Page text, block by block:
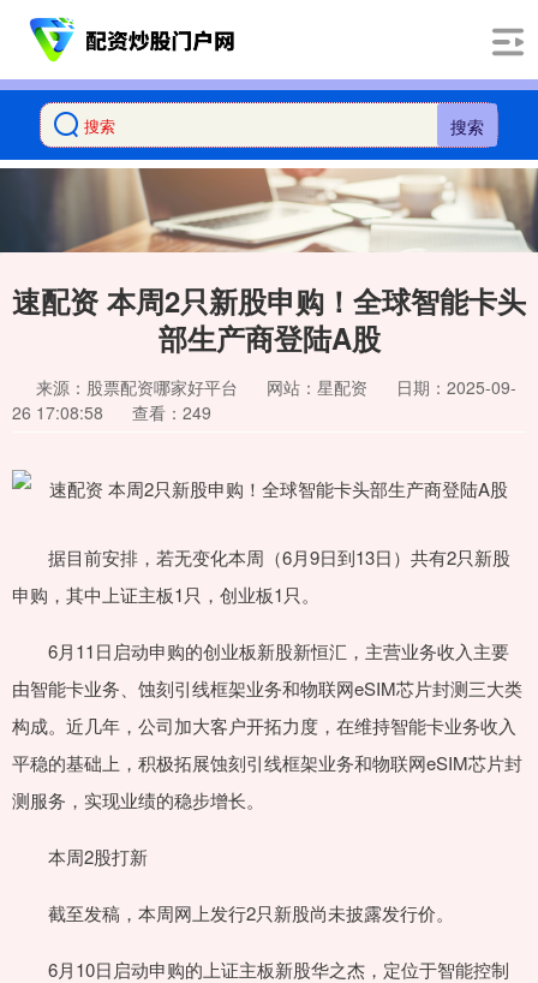
搜索
速配资 本周2只新股申购！全球智能卡头
部生产商登陆A股
来源：股票配资哪家好平台 网站：星配资
日期：2025-09-
26 17:08:58
查看：249
据目前安排，若无变化本周（6月9日到13日）共有2只新股
申购，其中上证主板1只，创业板1只。
6月11日启动申购的创业板新股新恒汇，主营业务收入主要
由智能卡业务、蚀刻引线框架业务和物联网eSIM芯片封测三大类
构成。近几年，公司加大客户开拓力度，在维持智能卡业务收入
平稳的基础上，积极拓展蚀刻引线框架业务和物联网eSIM芯片封
测服务，实现业绩的稳步增长。
本周2股打新
截至发稿，本周网上发行2只新股尚未披露发行价。
6月10日启动申购的上证主板新股华之杰，定位于智能控制